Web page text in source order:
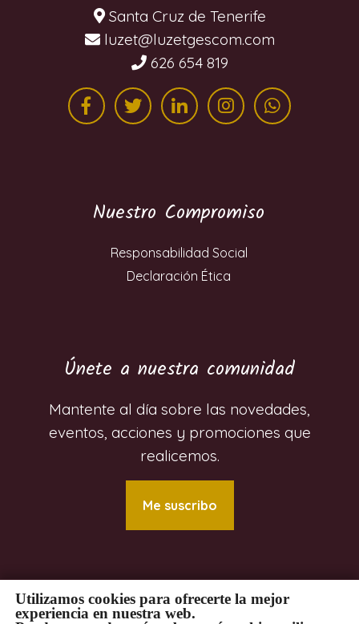
Santa Cruz de Tenerife
moc.mocsegtezul@tezul
626 654 819
Nuestro Compromiso
Responsabilidad Social
Declaración Ética
Únete a nuestra comunidad
Mantente al día sobre las novedades,
eventos, acciones y promociones que
realicemos.
Me suscribo
© 2024 Luzet Gestión Comunicativa. Todos los
Utilizamos cookies para ofrecerte la mejor
experiencia en nuestra web.